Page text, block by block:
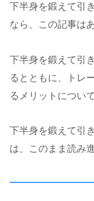
下半身を鍛えて引
なら、この記事は
下半身を鍛えて引
るとともに、トレ
るメリットについ
下半身を鍛えて引
は、このまま読み